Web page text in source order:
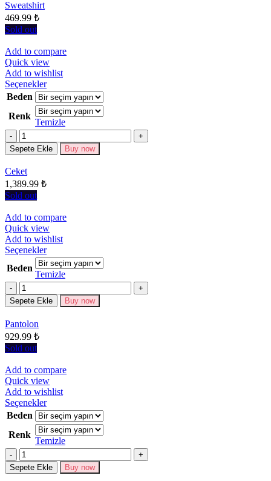
Sweatshirt
469.99 ₺
Sold out
Add to compare
Quick view
Add to wishlist
SeçeneklerBu
ürünün
birden
fazla
varyasyonu
Seçenekler
seçilebilir
Beden
Renk
Temizle
Miktar
Sepete Ekle Buy now
Ceket
1,389.99 ₺
Sold out
Add to compare
Quick view
Add to wishlist
SeçeneklerBu
ürünün
birden
fazla
varyasyonu
var.
Beden
Temizle
Miktar
Sepete Ekle Buy now
Pantolon
929.99 ₺
Sold out
Add to compare
Quick view
Add to wishlist
SeçeneklerBu
ürünün
birden
fazla
varyasyonu
Seçenekler
Beden
Renk
Temizle
Miktar
Sepete Ekle Buy now